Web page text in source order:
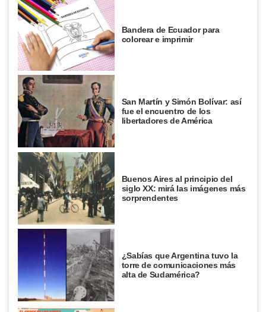
Bandera de Ecuador para
colorear e imprimir
San Martín y Simón Bolívar: así
fue el encuentro de los
libertadores de América
Buenos Aires al principio del
siglo XX: mirá las imágenes más
sorprendentes
¿Sabías que Argentina tuvo la
torre de comunicaciones más
alta de Sudamérica?